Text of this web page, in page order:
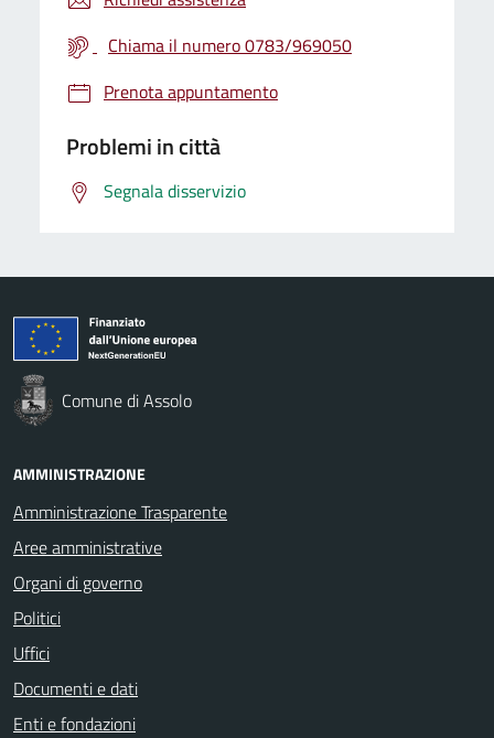
Chiama il numero 0783/969050
Prenota appuntamento
Problemi in città
Segnala disservizio
Comune di Assolo
AMMINISTRAZIONE
Amministrazione Trasparente
Aree amministrative
Organi di governo
Politici
Uffici
Documenti e dati
Enti e fondazioni